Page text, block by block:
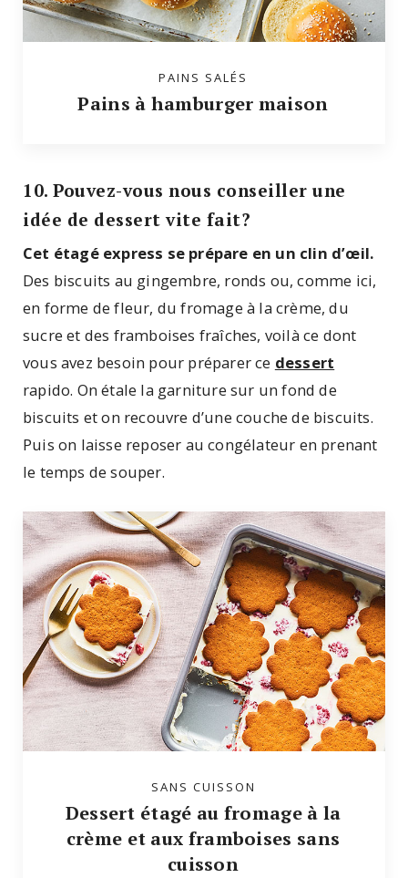
PAINS SALÉS
Pains à hamburger maison
10. Pouvez-vous nous conseiller une
idée de dessert vite fait?
Cet étagé express se prépare en un clin d’œil.
Des biscuits au gingembre, ronds ou, comme ici,
en forme de fleur, du fromage à la crème, du
sucre et des framboises fraîches, voilà ce dont
vous avez besoin pour préparer ce dessert
rapido. On étale la garniture sur un fond de
biscuits et on recouvre d’une couche de biscuits.
Puis on laisse reposer au congélateur en prenant
le temps de souper.
SANS CUISSON
Dessert étagé au fromage à la
crème et aux framboises sans
cuisson